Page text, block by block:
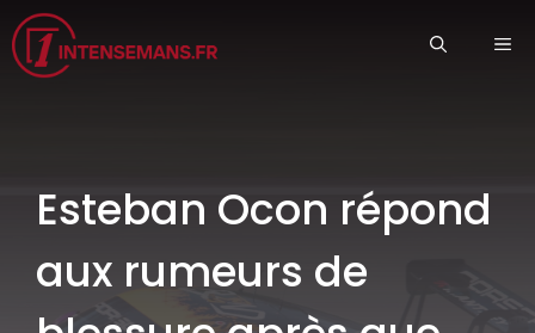
Aller
au
contenu
Esteban Ocon répond
aux rumeurs de